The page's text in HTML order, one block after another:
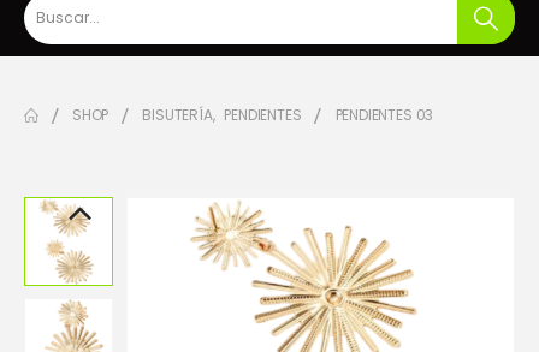
SHOP BISUTERÍA, PENDIENTES PENDIENTES 03